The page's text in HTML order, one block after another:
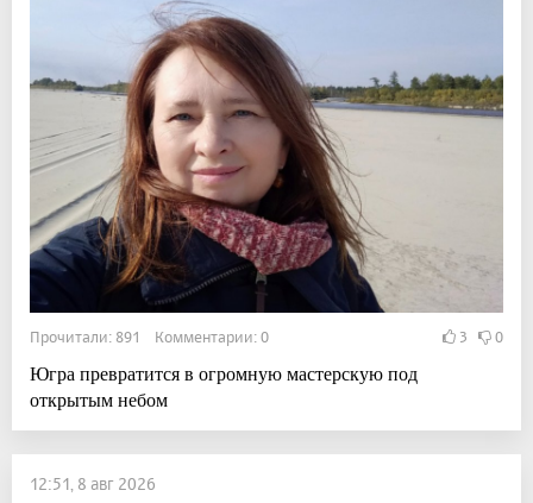
Прочитали: 891 Комментарии: 0 3 0
Югра превратится в огромную мастерскую под
открытым небом
12:51, 8 авг 2026